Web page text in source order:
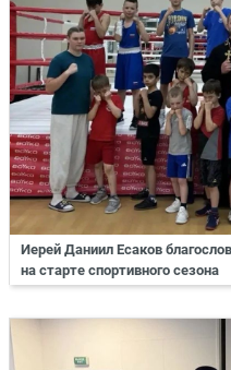
Иерей Даниил Есаков
на старте спортивного сезона